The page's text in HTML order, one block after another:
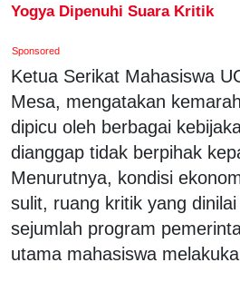
Yogya Dipenuhi Suara Kritik
Sponsored
Ketua Serikat Mahasiswa
Mesa, mengatakan
dipicu oleh berbagai
dianggap tidak berpihak
Menurutnya, kondisi
sulit, ruang kritik yang
sejumlah program
utama mahasiswa